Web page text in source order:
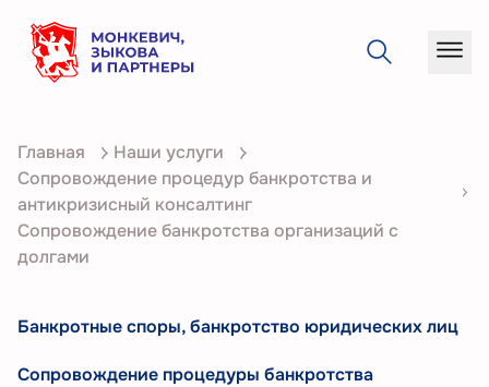
компании
Услуги
Кейсы
Контакты
Главная
Наши услуги
Сопровождение процедур банкротства и
антикризисный консалтинг
Сопровождение банкротства организаций с
долгами
Банкротные споры, банкротство юридических лиц
Сопровождение процедуры банкротства